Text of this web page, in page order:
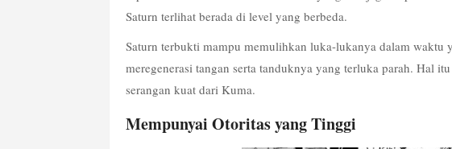
Saturn terlihat berada di level yang berbeda.
Saturn terbukti mampu memulihkan luka-lukanya dalam waktu
meregenerasi tangan serta tanduknya yang terluka parah. Hal
serangan kuat dari Kuma.
Mempunyai Otoritas yang Tinggi